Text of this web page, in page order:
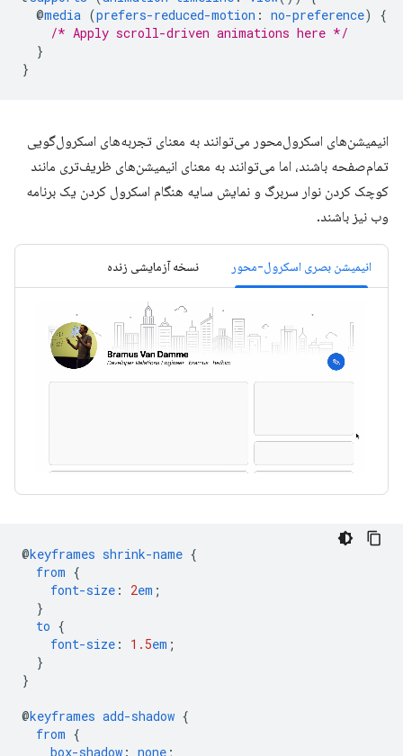
@media (prefers-reduced-motion : no-preference)
{
/* Apply scroll-driven animations here */
}
}
انیمیشن‌های اسکرول‌محور می‌توانند به معنای تجربه‌های اسکرول‌گویی
تمام‌صفحه باشند، اما می‌توانند به معنای انیمیشن‌های ظریف‌تری مانند
کوچک کردن نوار سربرگ و نمایش سایه هنگام اسکرول کردن یک برنامه
وب نیز باشند.
انیمیشن بصری اسکرول-محور نسخه آزمایشی زنده
@keyframes shrink-name {
from {
font-size : 2em ;
}
to {
font-size : 1.5em ;
}
}
@keyframes add-shadow {
from {
box-shadow : none ;